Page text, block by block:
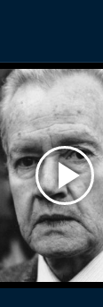
Mosciatti